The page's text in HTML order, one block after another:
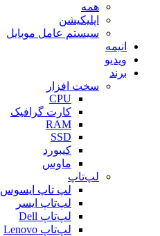
همه
اپلیکیشن
سیستم عامل موبایل
انیمه
ویدیو
برند
سخت افزار
CPU
کارت گرافیک
RAM
SSD
کیبورد
ماوس
لپ‌تاپ
لپ تاپ ایسوس
لپ‌تاپ ایسر
لپ‌تاپ Dell
لپ‌تاپ Lenovo